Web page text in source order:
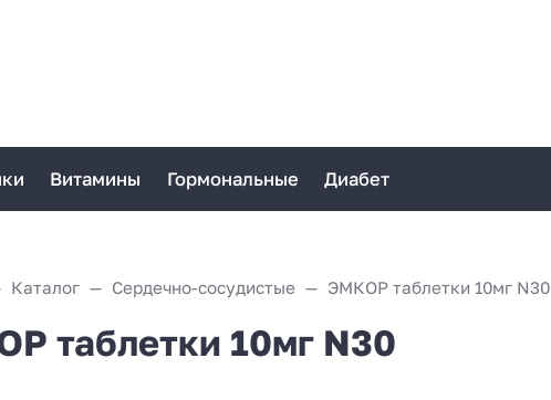
Витамины Гормональные Диабет
Каталог Сердечно-сосудистые ЭМКОР таблетки 10мг N30
таблетки 10мг N30